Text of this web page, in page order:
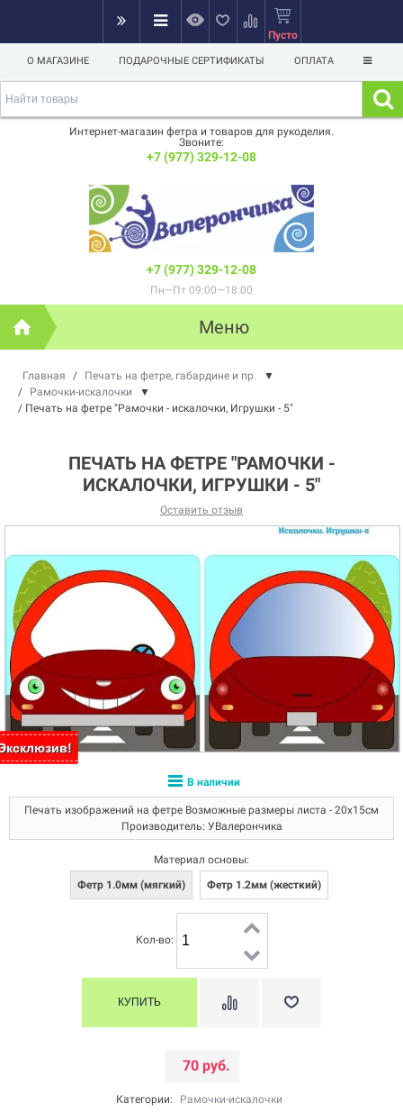
Пусто
О МАГАЗИНЕ ПОДАРОЧНЫЕ СЕРТИФИКАТЫ ОПЛАТА
Интернет-магазин фетра и товаров для рукоделия.
Звоните:
+7 (977) 329-12-08
+7 (977) 329-12-08
Пн—Пт 09:00—18:00
Меню
Главная / Печать на фетре, габардине и пр.
▼
/
Рамочки-искалочки
▼
/ Печать на фетре "Рамочки - искалочки, Игрушки - 5"
ПЕЧАТЬ НА ФЕТРЕ "РАМОЧКИ -
ИСКАЛОЧКИ, ИГРУШКИ - 5"
Оставить отзыв
В наличии
Печать изображений на фетре Возможные размеры листа - 20х15см
Производитель: УВалерончика
Материал основы:
Фетр 1.0мм (мягкий)
Фетр 1.2мм (жесткий)
Кол-во:
70 руб.
Категории: Рамочки-искалочки